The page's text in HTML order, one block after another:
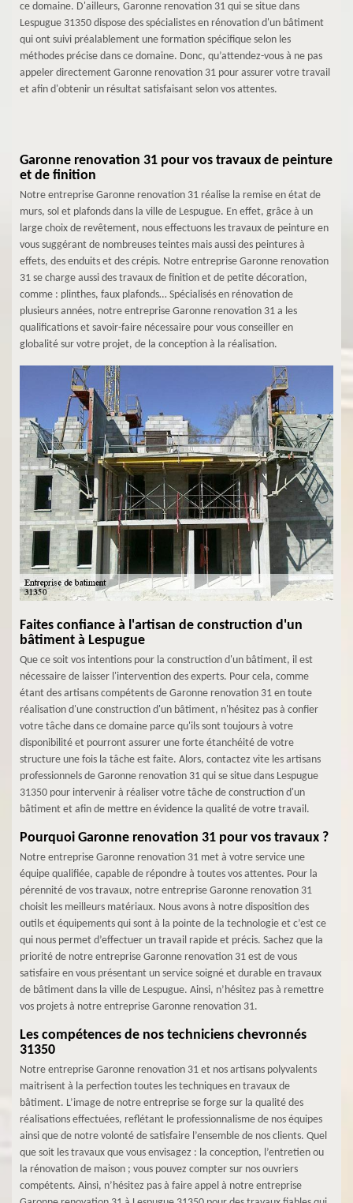
ce domaine. D'ailleurs, Garonne renovation 31 qui se situe dans
Lespugue 31350 dispose des spécialistes en rénovation d'un bâtiment
qui ont suivi préalablement une formation spécifique selon les
méthodes précise dans ce domaine. Donc, qu’attendez-vous à ne pas
appeler directement Garonne renovation 31 pour assurer votre travail
et afin d'obtenir un résultat satisfaisant selon vos attentes.
Garonne renovation 31 pour vos travaux de peinture
et de finition
Notre entreprise Garonne renovation 31 réalise la remise en état de
murs, sol et plafonds dans la ville de Lespugue. En effet, grâce à un
large choix de revêtement, nous effectuons les travaux de peinture en
vous suggérant de nombreuses teintes mais aussi des peintures à
effets, des enduits et des crépis. Notre entreprise Garonne renovation
31 se charge aussi des travaux de finition et de petite décoration,
comme : plinthes, faux plafonds… Spécialisés en rénovation de
plusieurs années, notre entreprise Garonne renovation 31 a les
qualifications et savoir-faire nécessaire pour vous conseiller en
globalité sur votre projet, de la conception à la réalisation.
Faites confiance à l'artisan de construction d'un
bâtiment à Lespugue
Que ce soit vos intentions pour la construction d'un bâtiment, il est
nécessaire de laisser l'intervention des experts. Pour cela, comme
étant des artisans compétents de Garonne renovation 31 en toute
réalisation d'une construction d'un bâtiment, n'hésitez pas à confier
votre tâche dans ce domaine parce qu'ils sont toujours à votre
disponibilité et pourront assurer une forte étanchéité de votre
structure une fois la tâche est faite. Alors, contactez vite les artisans
professionnels de Garonne renovation 31 qui se situe dans Lespugue
31350 pour intervenir à réaliser votre tâche de construction d'un
bâtiment et afin de mettre en évidence la qualité de votre travail.
Pourquoi Garonne renovation 31 pour vos travaux ?
Notre entreprise Garonne renovation 31 met à votre service une
équipe qualifiée, capable de répondre à toutes vos attentes. Pour la
pérennité de vos travaux, notre entreprise Garonne renovation 31
choisit les meilleurs matériaux. Nous avons à notre disposition des
outils et équipements qui sont à la pointe de la technologie et c’est ce
qui nous permet d’effectuer un travail rapide et précis. Sachez que la
priorité de notre entreprise Garonne renovation 31 est de vous
satisfaire en vous présentant un service soigné et durable en travaux
de bâtiment dans la ville de Lespugue. Ainsi, n’hésitez pas à remettre
vos projets à notre entreprise Garonne renovation 31.
Les compétences de nos techniciens chevronnés
31350
Notre entreprise Garonne renovation 31 et nos artisans polyvalents
maitrisent à la perfection toutes les techniques en travaux de
bâtiment. L’image de notre entreprise se forge sur la qualité des
réalisations effectuées, reflétant le professionnalisme de nos équipes
ainsi que de notre volonté de satisfaire l’ensemble de nos clients. Quel
que soit les travaux que vous envisagez : la conception, l’entretien ou
la rénovation de maison ; vous pouvez compter sur nos ouvriers
compétents. Ainsi, n’hésitez pas à faire appel à notre entreprise